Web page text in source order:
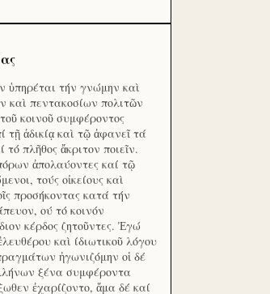
ὑπηρέται τήν γνώμην καὶ
καὶ πεντακοσίων πολιτῶν
κοινοῦ συμφέροντος
τῇ ἀδικίᾳ καὶ τῷ ἀφανεῖ τά
τό πλῆθος ἄκριτον ποιεῖν.
ἀπολαύοντες καί τῷ
τούς οἰκείους καὶ
προσήκοντας κατά τήν
ού τό κοινόν
κέρδος ζητοῦντες. Ἐγώ
καὶ ίδιωτικοῦ λόγου
ἠγωνιζόμην οἱ δέ
ξένα συμφέροντα
ἐχαρίζοντο, ἅμα δέ καί